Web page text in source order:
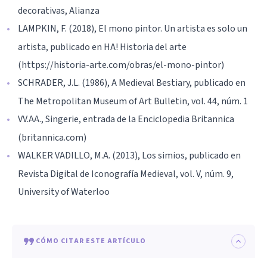
decorativas, Alianza
LAMPKIN, F. (2018), El mono pintor. Un artista es solo un
artista, publicado en HA! Historia del arte
(https://historia-arte.com/obras/el-mono-pintor)
SCHRADER, J.L. (1986), A Medieval Bestiary, publicado en
The Metropolitan Museum of Art Bulletin, vol. 44, núm. 1
VV.AA., Singerie, entrada de la Enciclopedia Britannica
(britannica.com)
WALKER VADILLO, M.A. (2013), Los simios, publicado en
Revista Digital de Iconografía Medieval, vol. V, núm. 9,
University of Waterloo
CÓMO CITAR ESTE ARTÍCULO